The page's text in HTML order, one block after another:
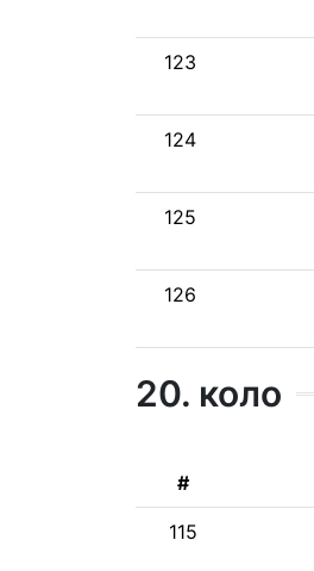
123
124
125
126
20. коло
#
115